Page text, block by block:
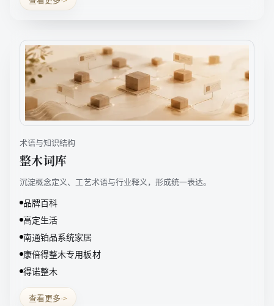
术语与知识结构
整木词库
沉淀概念定义、工艺术语与行业释义，形成统一表达。
品牌百科
高定生活
南通铂品系统家居
康倍得整木专用板材
得诺整木
查看更多->